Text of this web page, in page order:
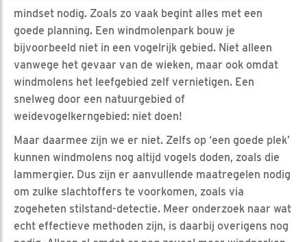
mindset nodig. Zoals zo vaak begint alles met een
goede planning. Een windmolenpark bouw je
bijvoorbeeld niet in een vogelrijk gebied. Niet alleen
vanwege het gevaar van de wieken, maar ook omdat
windmolens het leefgebied zelf vernietigen. Een
snelweg door een natuurgebied of
weidevogelkerngebied: niet doen!
Maar daarmee zijn we er niet. Zelfs op ‘een goede plek’
kunnen windmolens nog altijd vogels doden, zoals die
lammergier. Dus zijn er aanvullende maatregelen nodig
om zulke slachtoffers te voorkomen, zoals via
zogeheten stilstand-detectie. Meer onderzoek naar wat
echt effectieve methoden zijn, is daarbij overigens nog